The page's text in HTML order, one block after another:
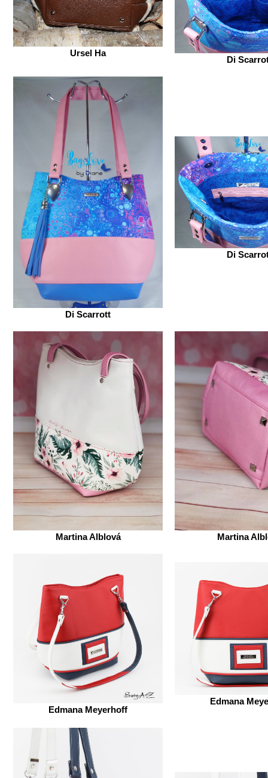
Ursel Ha
Di
Di Scarrott
Di
Martina Alblová Martina
Edmana Meyerhoff
Edmana